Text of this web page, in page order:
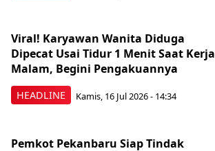
HEADLINE
Viral! Karyawan Wanita Diduga
Dipecat Usai Tidur 1 Menit Saat Kerja
Malam, Begini Pengakuannya
Kamis, 16 Jul 2026 - 14:34
Pemkot Pekanbaru Siap Tindak